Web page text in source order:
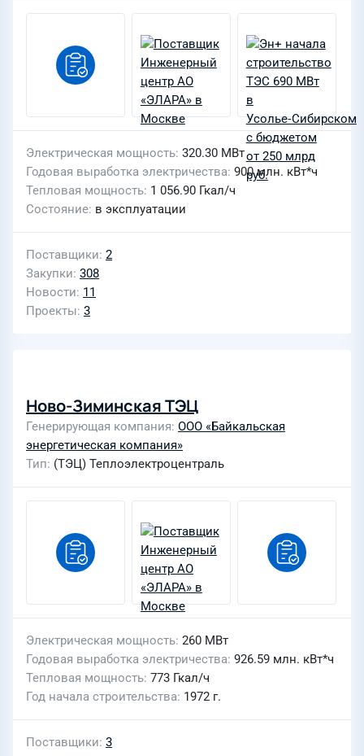
Электрическая мощность 320.30 МВт
Годовая выработка электричества 900 млн. кВт*ч
Тепловая мощность 1 056.90 Гкал/ч
Состояние в эксплуатации
Поставщики 2
Закупки 308
Новости 11
Проекты 3
Ново-Зиминская ТЭЦ
Генерирующая компания ООО «Байкальская
энергетическая компания»
Тип (ТЭЦ) Теплоэлектроцентраль
Электрическая мощность 260 МВт
Годовая выработка электричества 926.59 млн. кВт*ч
Тепловая мощность 773 Гкал/ч
Год начала строительства 1972 г.
Поставщики 3